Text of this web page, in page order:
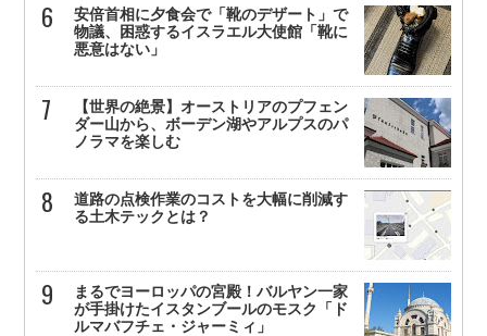
安倍首相に夕食会で「靴のデザート」で
物議、困惑するイスラエル大使館「靴に
悪意はない」
【世界の絶景】オーストリアのプフェン
ダー山から、ボーデン湖やアルプスのパ
ノラマを楽しむ
道路の点検作業のコストを大幅に削減す
る土木テックとは？
まるでヨーロッパの宮殿！バルヤン一家
が手掛けたイスタンブールのモスク「ド
ルマバフチェ・ジャーミィ」